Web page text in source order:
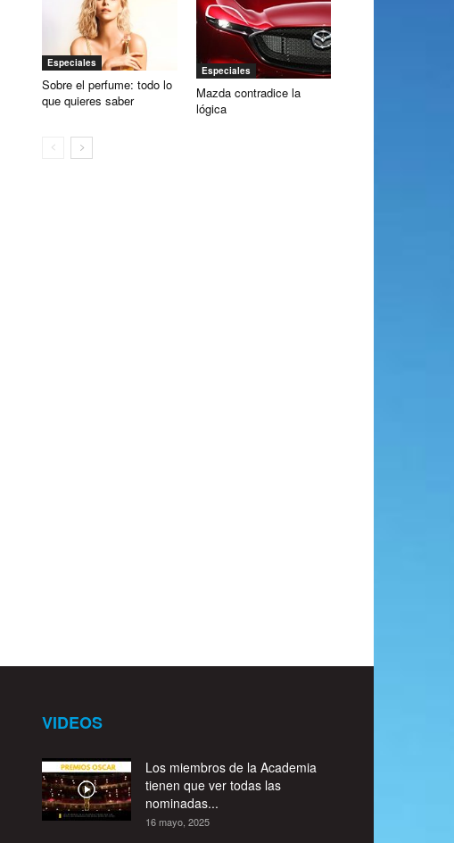
Especiales
Sobre el perfume: todo lo
que quieres saber
Especiales
Mazda contradice la
lógica
VIDEOS
Los miembros de la Academia
tienen que ver todas las
nominadas...
16 mayo, 2025